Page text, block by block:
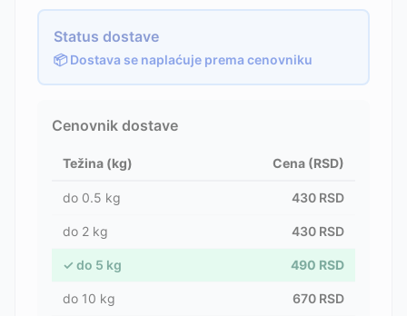
Status dostave
📦 Dostava se naplaćuje prema cenovniku
Cenovnik dostave
Težina (kg) Cena (RSD)
do 0.5 kg 430 RSD
do 2 kg 430 RSD
✓ do 5 kg 490 RSD
do 10 kg 670 RSD